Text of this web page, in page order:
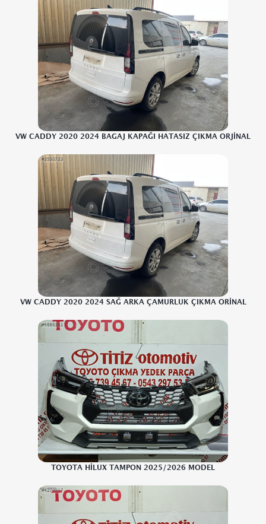
VW CADDY 2020 2024 BAGAJ KAPAĞI HATASIZ ÇIKMA ORJİNAL
VW CADDY 2020 2024 SAĞ ARKA ÇAMURLUK ÇIKMA ORİNAL
TOYOTA HİLUX TAMPON 2025/2026 MODEL